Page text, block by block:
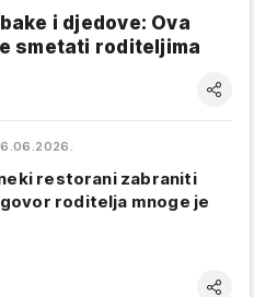
i djedove: Ova
smetati roditeljima
restorani zabraniti
roditelja mnoge je